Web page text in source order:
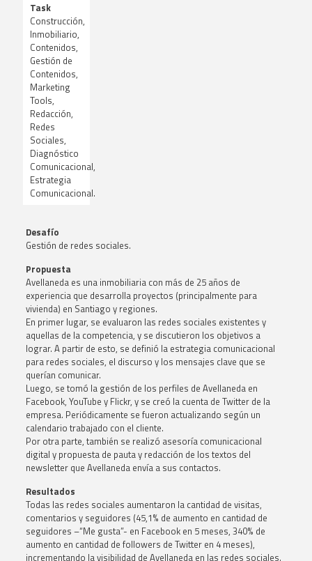
Task
Construcción,
Inmobiliario,
Contenidos,
Gestión de
Contenidos,
Marketing
Tools,
Redacción,
Redes
Sociales,
Diagnóstico
Comunicacional,
Estrategia
Comunicacional.
Desafío
Gestión de redes sociales.
Propuesta
Avellaneda es una inmobiliaria con más de 25 años de
experiencia que desarrolla proyectos (principalmente para
vivienda) en Santiago y regiones.
En primer lugar, se evaluaron las redes sociales existentes y
aquellas de la competencia, y se discutieron los objetivos a
lograr. A partir de esto, se definió la estrategia comunicacional
para redes sociales, el discurso y los mensajes clave que se
querían comunicar.
Luego, se tomó la gestión de los perfiles de Avellaneda en
Facebook, YouTube y Flickr, y se creó la cuenta de Twitter de la
empresa. Periódicamente se fueron actualizando según un
calendario trabajado con el cliente.
Por otra parte, también se realizó asesoría comunicacional
digital y propuesta de pauta y redacción de los textos del
newsletter que Avellaneda envía a sus contactos.
Resultados
Todas las redes sociales aumentaron la cantidad de visitas,
comentarios y seguidores (45,1% de aumento en cantidad de
seguidores –“Me gusta”- en Facebook en 5 meses, 340% de
aumento en cantidad de followers de Twitter en 4 meses),
incrementando la visibilidad de Avellaneda en las redes sociales.